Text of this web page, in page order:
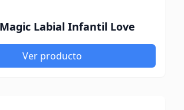
Labial Infantil Love
Ver producto